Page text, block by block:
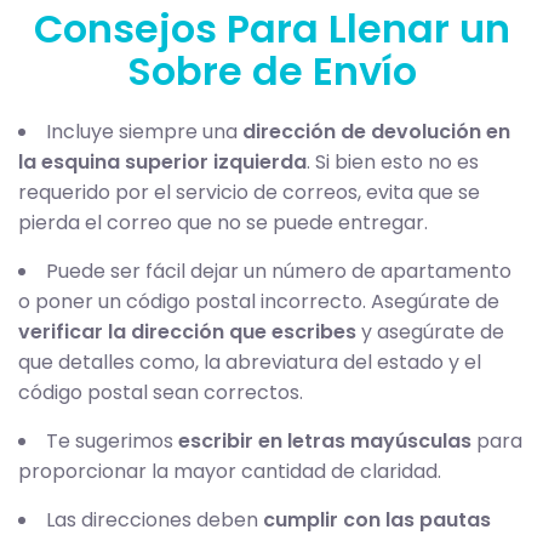
Consejos Para Llenar un
Sobre de Envío
Incluye siempre una dirección de devolución en
la esquina superior izquierda. Si bien esto no es
requerido por el servicio de correos, evita que se
pierda el correo que no se puede entregar.
Puede ser fácil dejar un número de apartamento
o poner un código postal incorrecto. Asegúrate de
verificar la dirección que escribesy asegúrate de
que detalles como, la abreviatura del estado y el
código postal sean correctos.
Te sugerimos escribir en letras mayúsculas para
proporcionar la mayor cantidad de claridad.
Las direcciones deben cumplir con las pautas